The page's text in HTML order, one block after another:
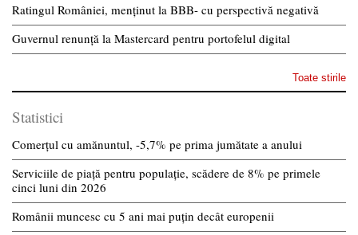
Ratingul României, menținut la BBB- cu perspectivă negativă
Guvernul renunță la Mastercard pentru portofelul digital
Toate stirile
Statistici
Comerțul cu amănuntul, -5,7% pe prima jumătate a anului
Serviciile de piață pentru populație, scădere de 8% pe primele
cinci luni din 2026
Românii muncesc cu 5 ani mai puțin decât europenii